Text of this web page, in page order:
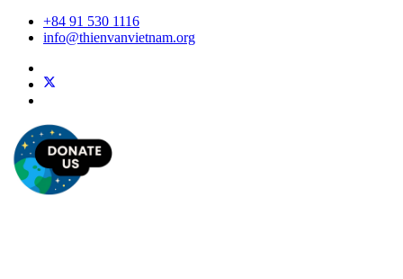
+84 91 530 1116
info@thienvanvietnam.org